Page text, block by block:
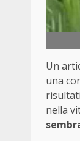
Un
una
nella